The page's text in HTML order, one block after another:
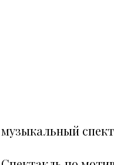
музыкальный